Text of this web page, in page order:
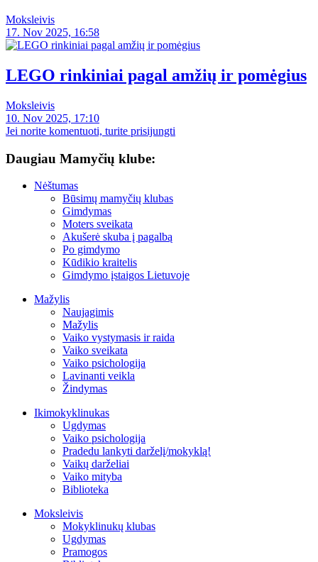
Moksleivis
17. Nov 2025, 16:58
LEGO rinkiniai pagal amžių ir pomėgius
Moksleivis
10. Nov 2025, 17:10
Jei norite komentuoti, turite prisijungti
Daugiau Mamyčių klube:
Nėštumas
Būsimų mamyčių klubas
Gimdymas
Moters sveikata
Akušerė skuba į pagalbą
Po gimdymo
Kūdikio kraitelis
Gimdymo įstaigos Lietuvoje
Mažylis
Naujagimis
Mažylis
Vaiko vystymasis ir raida
Vaiko sveikata
Vaiko psichologija
Lavinanti veikla
Žindymas
Ikimokyklinukas
Ugdymas
Vaiko psichologija
Pradedu lankyti darželį/mokyklą!
Vaikų darželiai
Vaiko mityba
Biblioteka
Moksleivis
Mokyklinukų klubas
Ugdymas
Pramogos